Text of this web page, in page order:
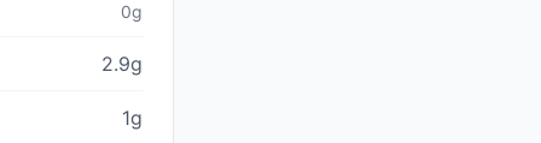
0g
2.9g
1g